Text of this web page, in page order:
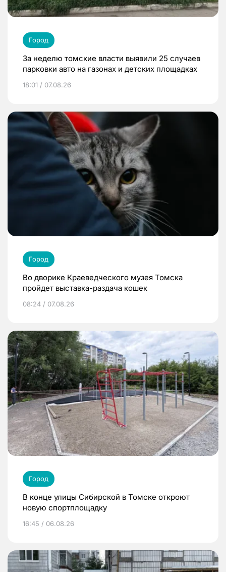
Город
За неделю томские власти выявили 25 случаев
парковки авто на газонах и детских площадках
18:01 / 07.08.26
Город
Во дворике Краеведческого музея Томска
пройдет выставка-раздача кошек
08:24 / 07.08.26
Город
В конце улицы Сибирской в Томске откроют
новую спортплощадку
16:45 / 06.08.26